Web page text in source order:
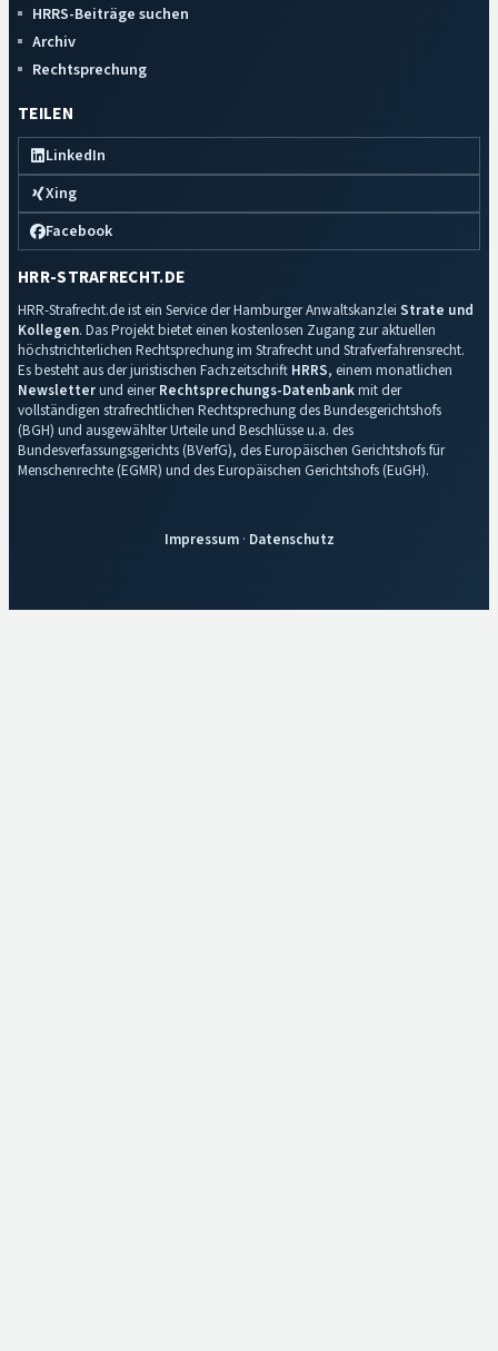
HRRS-Beiträge suchen
Archiv
Rechtsprechung
TEILEN
LinkedIn
Xing
Facebook
HRR-STRAFRECHT.DE
HRR-Strafrecht.de ist ein Service der Hamburger Anwaltskanzlei Strate und
Kollegen. Das Projekt bietet einen kostenlosen Zugang zur aktuellen
höchstrichterlichen Rechtsprechung im Strafrecht und Strafverfahrensrecht.
Es besteht aus der juristischen Fachzeitschrift HRRS, einem monatlichen
Newsletterund einerRechtsprechungs-Datenbankmit der
vollständigen strafrechtlichen Rechtsprechung des Bundesgerichtshofs
(BGH) und ausgewählter Urteile und Beschlüsse u.a. des
Bundesverfassungsgerichts (BVerfG), des Europäischen Gerichtshofs für
Menschenrechte (EGMR) und des Europäischen Gerichtshofs (EuGH).
Impressum· Datenschutz